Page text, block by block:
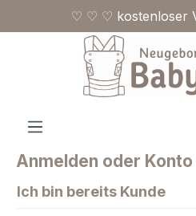
Zum Hauptinhalt springen
♡ ♡ ♡ kostenloser
Anmelden oder
Ich bin bereits Kunde